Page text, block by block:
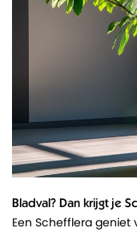
Bladval? Dan krijgt je
Een Schefflera